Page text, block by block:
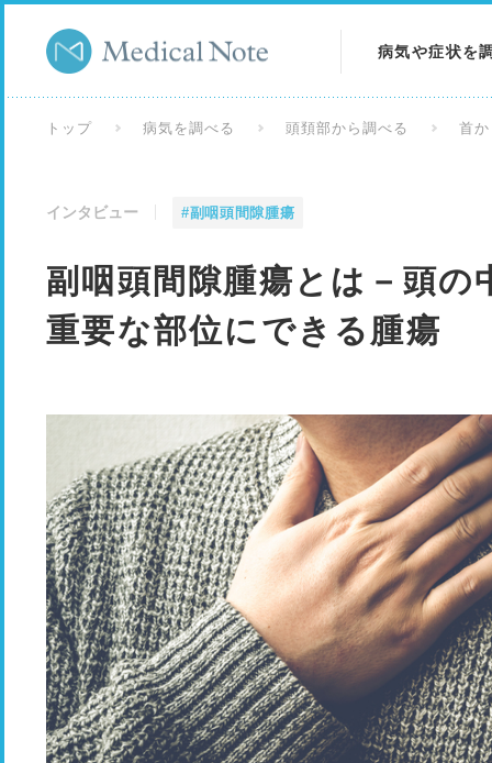
病気や症状を
トップ 病気を調べる 頭頚部から調べる 首
インタビュー #副咽頭間隙腫瘍
副咽頭間隙腫瘍とは－頭
重要な部位にできる腫瘍